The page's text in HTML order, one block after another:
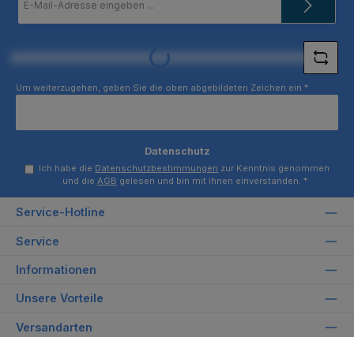
Mail-
Loading...
Um weiterzugehen, geben Sie die oben abgebildeten Zeichen ein *
Datenschutz
Ich habe die Datenschutzbestimmungen zur Kenntnis genommen
und die AGB gelesen und bin mit ihnen einverstanden. *
Service-Hotline
Service
Informationen
Unsere Vorteile
Versandarten